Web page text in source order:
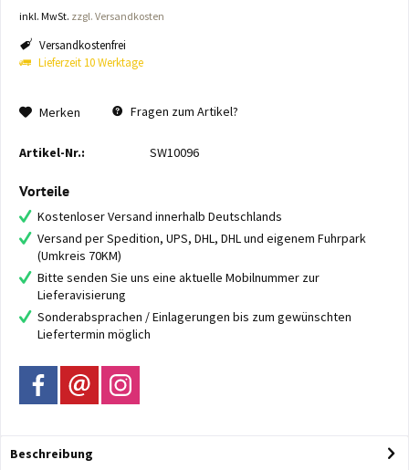
inkl. MwSt. zzgl. Versandkosten
Versandkostenfrei
Lieferzeit 10 Werktage
Merken Fragen zum Artikel?
Artikel-Nr.: SW10096
Vorteile
Kostenloser Versand innerhalb Deutschlands
Versand per Spedition, UPS, DHL, DHL und eigenem Fuhrpark
(Umkreis 70KM)
Bitte senden Sie uns eine aktuelle Mobilnummer zur
Lieferavisierung
Sonderabsprachen / Einlagerungen bis zum gewünschten
Liefertermin möglich
Beschreibung